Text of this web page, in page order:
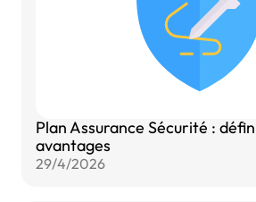
Plan Assurance Sécurité :
avantages
29/4/2026